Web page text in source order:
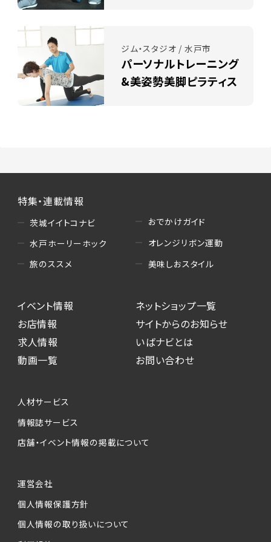
ジム・スタジオ / 水戸市
パーソナルトレーニング
&美姿勢美脚ピラティス
特集・連載情報
茨城イイトコナビ
水戸ホーリーホック
旅のススメ
おでかけガイド
オレンジリボン運動
美味しおスタイル
イベント情報
お店情報
求人情報
動画一覧
ネットショップ一覧
サイトからのお知らせ
いばナビとは
お問い合わせ
人材サービス
情報誌サービス
店舗・イベント情報の掲載について
運営会社
個人情報保護方針
個人情報の取り扱いについて